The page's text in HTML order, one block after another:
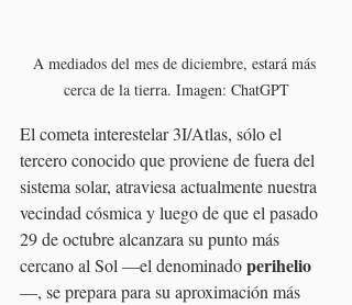
A mediados del mes de diciembre, estará más
cerca de la tierra. Imagen: ChatGPT
El cometa interestelar 3I/Atlas, sólo el
tercero conocido que proviene de fuera del
sistema solar, atraviesa actualmente nuestra
vecindad cósmica y luego de que el pasado
29 de octubre alcanzara su punto más
cercano al Sol —el denominado perihelio
—, se prepara para su aproximación más